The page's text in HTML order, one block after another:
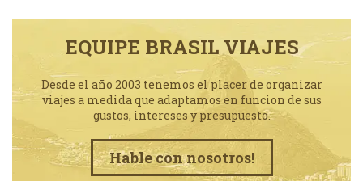
EQUIPE BRASIL VIAJES
Desde el año 2003 tenemos el placer de organizar
viajes a medida que adaptamos en funcion de sus
gustos, intereses y presupuesto.
Hable con nosotros!